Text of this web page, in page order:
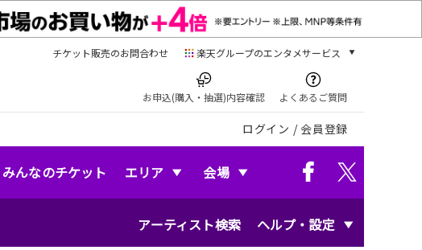
チケット販売のお問合わせ 楽天グループのエンタメサービス
本/ゲーム/CD/DVD
楽天ブックス
電子書籍
楽天Kobo
音楽配信
お申込(購入・抽選)内容確認 よくあるご質問
ログイン / 会員登録
みんなのチケット エリア 会場
アーティスト検索 ヘルプ・設定